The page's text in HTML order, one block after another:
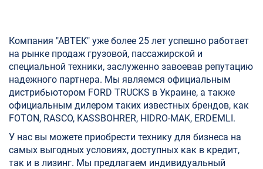
Компания "АВТЕК" уже более 25 лет успешно работает
на рынке продаж грузовой, пассажирской и
специальной техники, заслуженно завоевав репутацию
надежного партнера. Мы являемся официальным
дистрибьютором FORD TRUCKS в Украине, а также
официальным дилером таких известных брендов, как
FOTON, RASCO, KASSBOHRER, HIDRO-MAK, ERDEMLI.
У нас вы можете приобрести технику для бизнеса на
самых выгодных условиях, доступных как в кредит,
так и в лизинг. Мы предлагаем индивидуальный